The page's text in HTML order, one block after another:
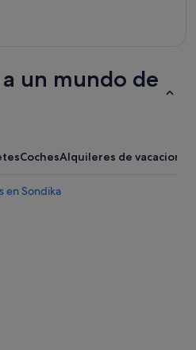
a un mundo de
CochesAlquileres de vacaciones
en Sondika